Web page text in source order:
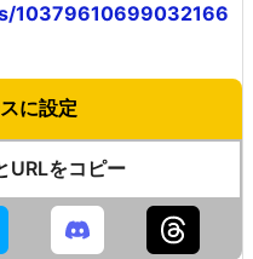
10379610699032166
に設定
URLをコピー